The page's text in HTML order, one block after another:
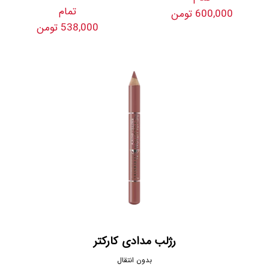
600,000 تومن
تمام
538,000 تومن
رژلب مدادی کارکتر
بدون انتقال